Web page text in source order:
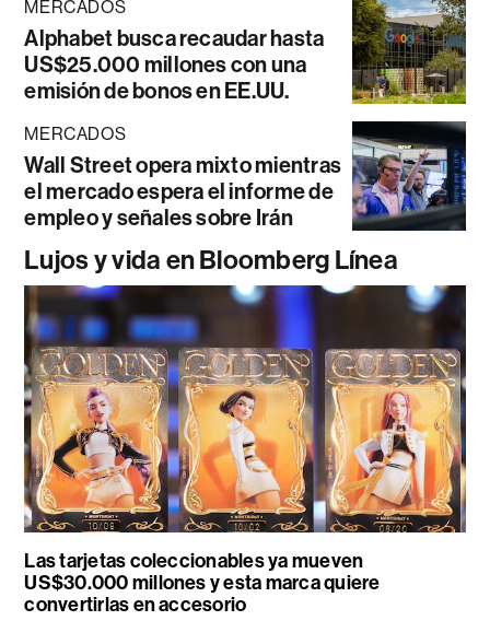
MERCADOS
Alphabet busca recaudar hasta
US$25.000 millones con una
emisión de bonos en EE.UU.
MERCADOS
Wall Street opera mixto mientras
el mercado espera el informe de
empleo y señales sobre Irán
Lujos y vida en Bloomberg Línea
Las tarjetas coleccionables ya mueven
US$30.000 millones y esta marca quiere
convertirlas en accesorio